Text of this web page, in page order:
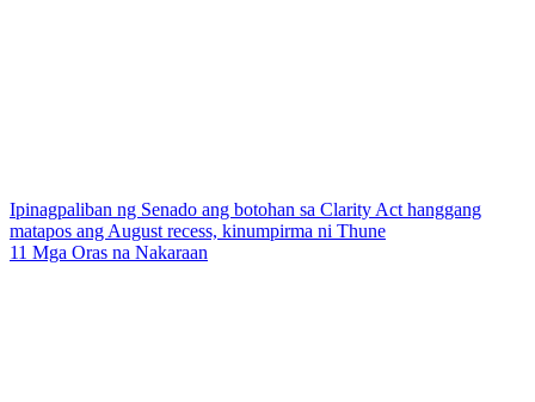
Ipinagpaliban ng Senado ang botohan sa Clarity Act hanggang
matapos ang August recess, kinumpirma ni Thune
11 Mga Oras na Nakaraan